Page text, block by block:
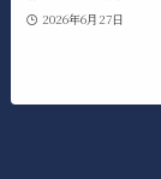
2026年6月27日